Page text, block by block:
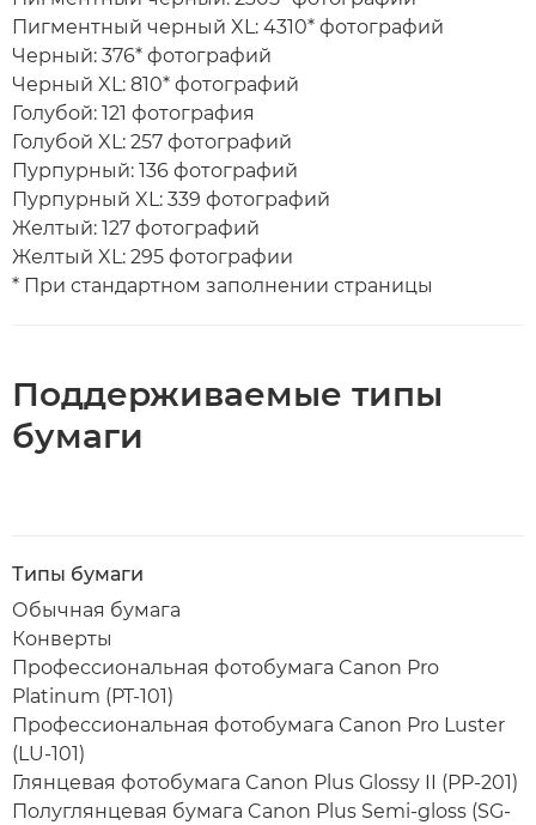
Пигментный черный XL: 4310* фотографий
Черный: 376* фотографий
Черный XL: 810* фотографий
Голубой: 121 фотография
Голубой XL: 257 фотографий
Пурпурный: 136 фотографий
Пурпурный XL: 339 фотографий
Желтый: 127 фотографий
Желтый XL: 295 фотографии
* При стандартном заполнении страницы
Поддерживаемые типы
бумаги
Типы бумаги
Обычная бумага
Конверты
Профессиональная фотобумага Canon Pro
Platinum (PT-101)
Профессиональная фотобумага Canon Pro Luster
(LU-101)
Глянцевая фотобумага Canon Plus Glossy II (PP-201)
Полуглянцевая бумага Canon Plus Semi-gloss (SG-